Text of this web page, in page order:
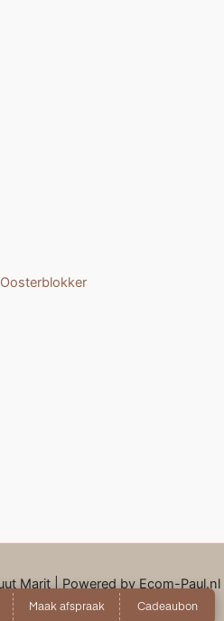
Marit | Powered by Ecom-Paul.nl